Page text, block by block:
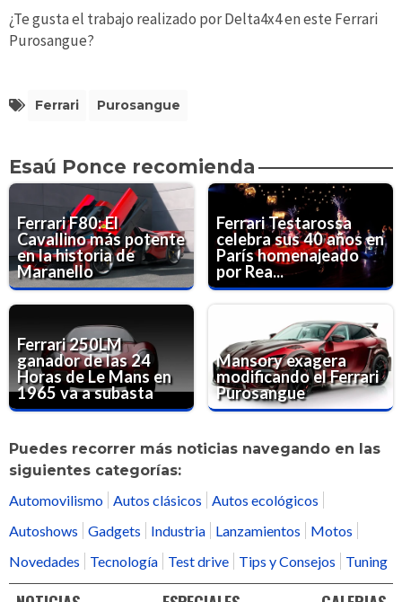
¿Te gusta el trabajo realizado por Delta4x4 en este Ferrari
Purosangue?
Ferrari Purosangue
Esaú Ponce recomienda
Ferrari F80: El
Cavallino más potente
en la historia de
Maranello
Ferrari Testarossa
celebra sus 40 años en
París homenajeado
por Rea...
Ferrari 250LM
ganador de las 24
Horas de Le Mans en
1965 va a subasta
Mansory exagera
modificando el Ferrari
Purosangue
Puedes recorrer más noticias navegando en las
siguientes categorías:
Automovilismo Autos clásicos
Autos ecológicos
Autoshows
Gadgets Industria Lanzamientos
Motos
Novedades
Tecnología Test drive Tips y Consejos Tuning